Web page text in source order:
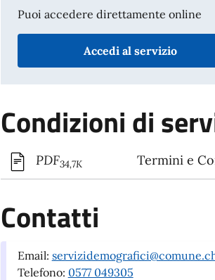
Puoi accedere direttamente online
Accedi al servizio
Condizioni di
PDF34,7K Termini e
Contatti
Email:
Telefono: 0577 049305